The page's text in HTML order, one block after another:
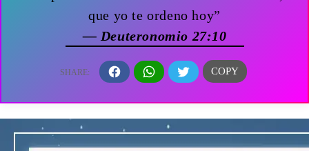
que yo te ordeno hoy”
— Deuteronomio 27:10